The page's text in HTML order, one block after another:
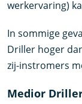
werkervaring)
In sommige
Driller hoger
zij-instromers
Medior